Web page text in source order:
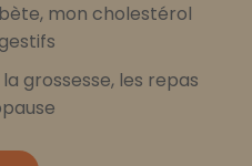
mon cholestérol
grossesse, les repas